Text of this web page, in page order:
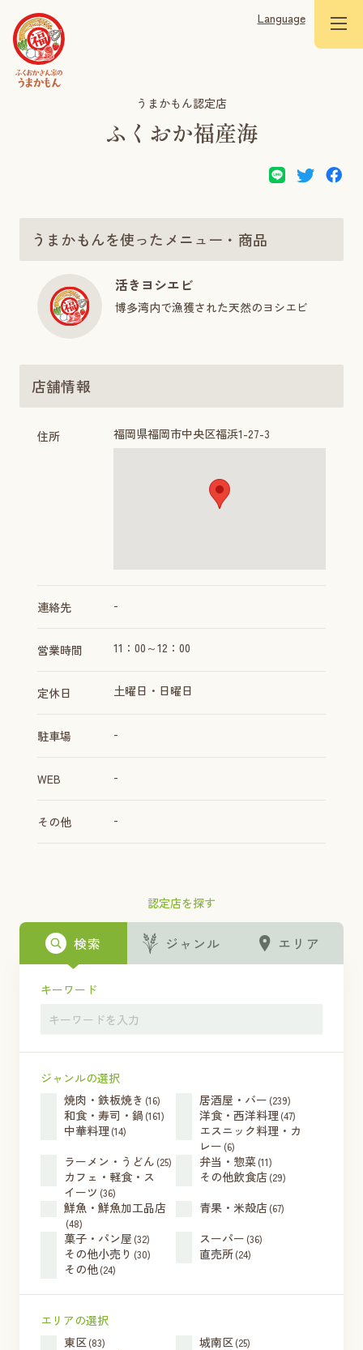
Language
うまかもん認定店
ふくおか福産海
認定店を探す
検索 ジャンル エリア
キーワード
ジャンルの選択
焼肉・鉄板焼き (16) 居酒屋・バー (239)
和食・寿司・鍋 (161) 洋食・西洋料理 (47)
中華料理 (14)
エスニック料理・カ
レー (6)
ラーメン・うどん (25) 弁当・惣菜(11)
カフェ・軽食・ス
イーツ (36)
その他飲食店(29)
鮮魚・鮮魚加工品店
(48)
青果・米殻店(67)
菓子・パン屋 (32) スーパー (36)
その他小売り (30) 直売所(24)
その他(24)
エリアの選択
東区(83) 城南区(25)
うまかもんを使ったメニュー・商品
活きヨシエビ
博多湾内で漁獲された天然のヨシエビ
店舗情報
住所 福岡県福岡市中央区福浜1-27-3
連絡先 -
営業時間 11：00～12：00
定休日 土曜日・日曜日
駐車場 -
WEB -
その他 -